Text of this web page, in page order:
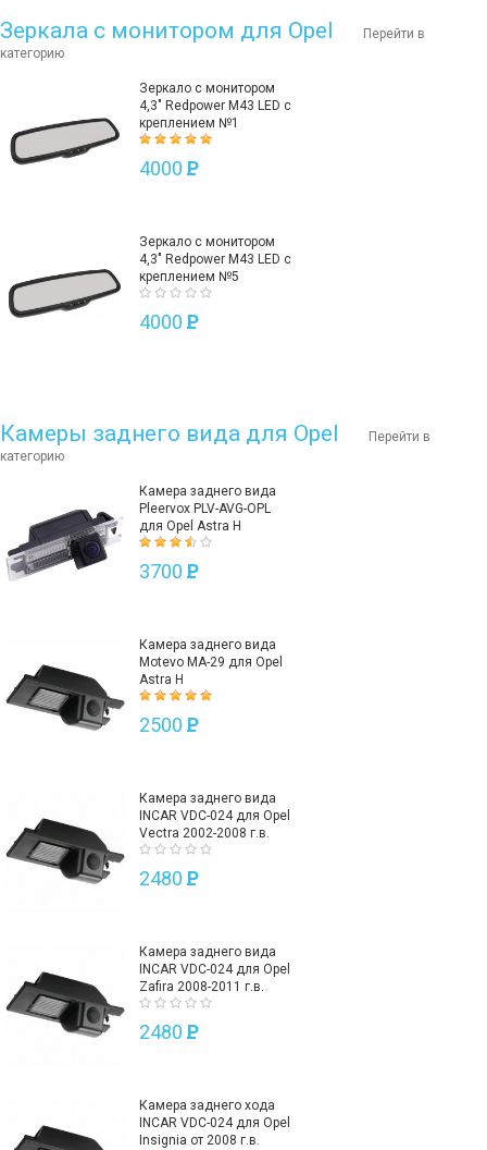
Зеркала с монитором для Opel
Перейти в
категорию
Зеркало с монитором
4,3" Redpower M43 LED с
креплением №1
4000 P
Зеркало с монитором
4,3" Redpower M43 LED с
креплением №5
4000 P
Камеры заднего вида для Opel
Перейти в
категорию
Камера заднего вида
Pleervox PLV-AVG-OPL
для Opel Astra H
3700 P
Камера заднего вида
Motevo MA-29 для Opel
Astra H
2500 P
Камера заднего вида
INCAR VDC-024 для Opel
Vectra 2002-2008 г.в.
2480 P
Камера заднего вида
INCAR VDC-024 для Opel
Zafira 2008-2011 г.в.
2480 P
Камера заднего хода
INCAR VDC-024 для Opel
Insignia от 2008 г.в.